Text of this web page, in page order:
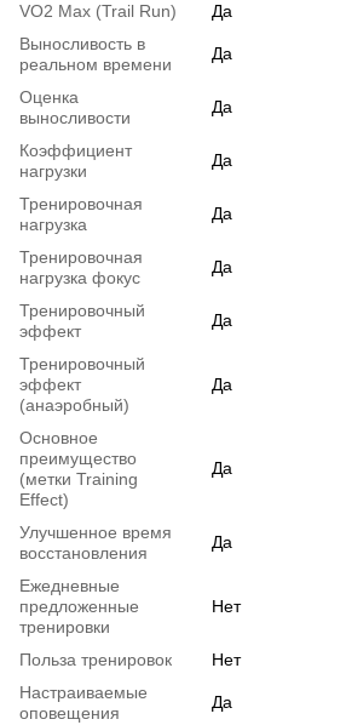
VO2 Max (Trail Run)
Да
Выносливость в
реальном времени
Да
Оценка
выносливости
Да
Коэффициент
нагрузки
Да
Тренировочная
нагрузка
Да
Тренировочная
нагрузка фокус
Да
Тренировочный
эффект
Да
Тренировочный
эффект
(анаэробный)
Да
Основное
преимущество
(метки Training
Effect)
Да
Улучшенное время
восстановления
Да
Ежедневные
предложенные
тренировки
Нет
Польза тренировок
Нет
Настраиваемые
оповещения
Да